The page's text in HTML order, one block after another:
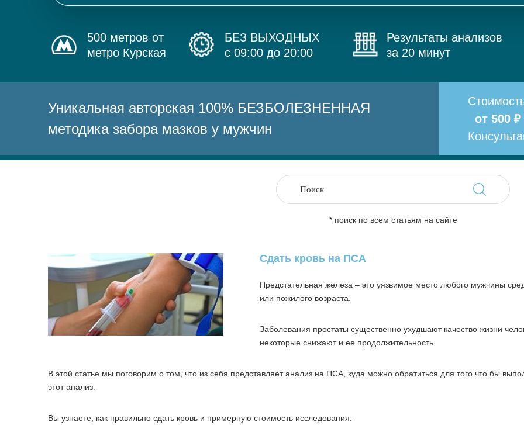
500 метров от
метро Курская
БЕЗ ВЫХОДНЫХ
с 09:00 до 20:00
Результаты анализов
за 20 минут
Уникальная авторская 100% БЕЗБОЛЕЗНЕННАЯ
методика забора мазков у мужчин
от 500
* поиск по всем статьям на сайте
Сдать кровь на ПСА
Предстательная железа – это уязвимое место любого мужчины
или пожилого возраста.
Заболевания простаты существенно ухудшают качество жизни
некоторые снижают и ее продолжительность.
В этой статье мы поговорим о том, что из себя представляет анализ на ПСА, куда можно обратиться для того что бы
этот анализ.
Вы узнаете, как правильно сдать кровь и примерную стоимость исследования.